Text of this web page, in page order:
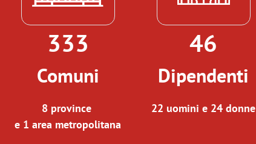
333
Comuni
8 province
e 1 area metropolitana
46
Dipendenti
22 uomini e 24 donne